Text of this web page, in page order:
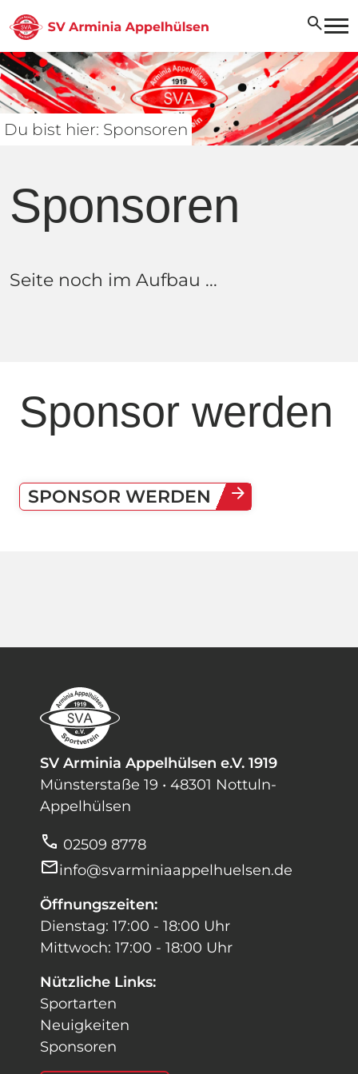
search
Du bist hier: Sponsoren
Sponsoren
Seite noch im Aufbau ...
Sponsor werden
SPONSOR WERDEN arrow_forward
SV Arminia Appelhülsen e.V. 1919
Münsterstaße 19 • 48301 Nottuln-
Appelhülsen
call 02509 8778
mailinfo@svarminiaappelhuelsen.de
Öffnungszeiten:
Dienstag: 17:00 - 18:00 Uhr
Mittwoch: 17:00 - 18:00 Uhr
Nützliche Links:
Sportarten
Neuigkeiten
Sponsoren